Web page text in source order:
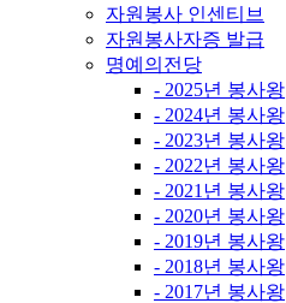
자원봉사 인센티브
자원봉사자증 발급
명예의전당
- 2025년 봉사왕
- 2024년 봉사왕
- 2023년 봉사왕
- 2022년 봉사왕
- 2021년 봉사왕
- 2020년 봉사왕
- 2019년 봉사왕
- 2018년 봉사왕
- 2017년 봉사왕